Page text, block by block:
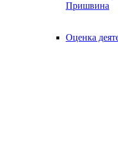
Пришвина
Оценка